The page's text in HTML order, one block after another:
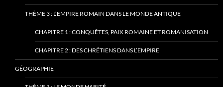
THÈME 3 : L’EMPIRE ROMAIN DANS LE MONDE ANTIQUE
CHAPITRE 1 : CONQUÊTES, PAIX ROMAINE ET ROMANISATION
CHAPITRE 2 : DES CHRÉTIENS DANS L’EMPIRE
GÉOGRAPHIE